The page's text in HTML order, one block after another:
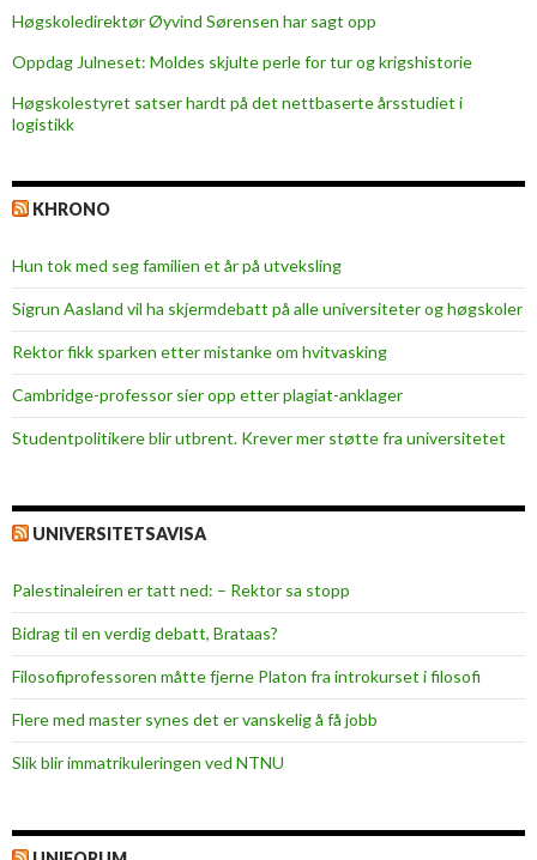
a
u
c
n
d
e
d
b
e
a
t
o
o
f
R
æ
l
i
n
Høgskoledirektør Øyvind Sørensen har sagt opp
Oppdag Julneset: Moldes skjulte perle for tur og krigshistorie
Høgskolestyret satser hardt på det nettbaserte årsstudiet i
logistikk
KHRONO
Hun tok med seg familien et år på utveksling
Sigrun Aasland vil ha skjerm­debatt på alle universiteter og høgskoler
Rektor fikk sparken etter mistanke om hvitvasking
Cambridge-professor sier opp etter plagiat-anklager
Studentpolitikere blir utbrent. Krever mer støtte fra universitetet
UNIVERSITETSAVISA
Palestinaleiren er tatt ned: – Rektor sa stopp
Bidrag til en verdig debatt, Brataas?
Filosofiprofessoren måtte fjerne Platon fra introkurset i filosofi
Flere med master synes det er vanskelig å få jobb
Slik blir immatrikuleringen ved NTNU